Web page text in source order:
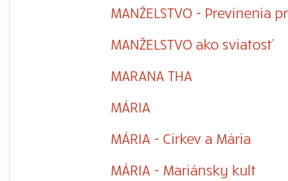
MANŽELSTVO -
MANŽELSTVO ako sviatosť
MARANA THA
MÁRIA
MÁRIA - Cirkev a Mária
MÁRIA - Mariánsky kult